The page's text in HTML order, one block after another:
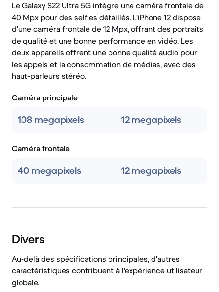
Le Galaxy S22 Ultra 5G intègre une caméra frontale de
40 Mpx pour des selfies détaillés. L'iPhone 12 dispose
d'une caméra frontale de 12 Mpx, offrant des portraits
de qualité et une bonne performance en vidéo. Les
deux appareils offrent une bonne qualité audio pour
les appels et la consommation de médias, avec des
haut-parleurs stéréo.
Caméra principale
108 megapixels 12 megapixels
Caméra frontale
40 megapixels 12 megapixels
Divers
Au-delà des spécifications principales, d'autres
caractéristiques contribuent à l'expérience utilisateur
globale.